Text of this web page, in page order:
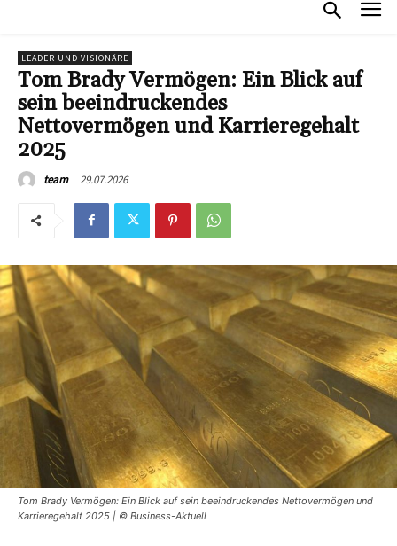
LEADER UND VISIONÄRE
Tom Brady Vermögen: Ein Blick auf
sein beeindruckendes
Nettovermögen und Karrieregehalt
2025
team 29.07.2026
Tom Brady Vermögen: Ein Blick auf sein beeindruckendes Nettovermögen und
Karrieregehalt 2025 | © Business-Aktuell